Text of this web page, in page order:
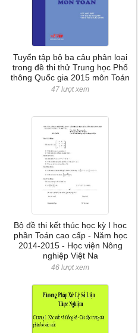
Tuyển tập bộ ba câu phân loại
trong đề thi thử Trung học Phổ
thông Quốc gia 2015 môn Toán
47 lượt xem
Bộ đề thi kết thúc học kỳ I học
phần Toán cao cấp - Năm học
2014-2015 - Học viện Nông
nghiệp Việt Na
46 lượt xem